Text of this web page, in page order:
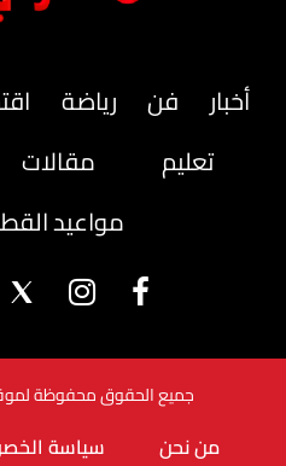
أخبار فن رياضة
تعليم
مقالات
مواعيد
جميع الحقوق محفوظة لموقع
من نحن سياسة